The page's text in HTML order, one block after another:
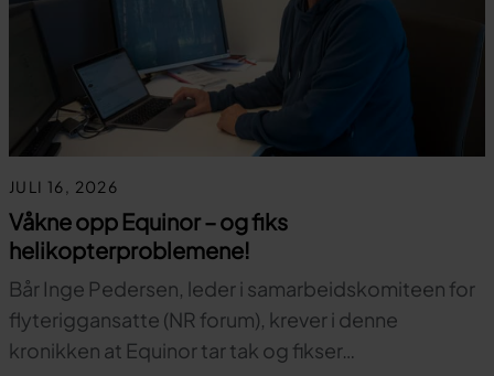
JULI 16, 2026
Våkne opp Equinor – og fiks
helikopterproblemene!
Bår Inge Pedersen, leder i samarbeidskomiteen for
flyteriggansatte (NR forum), krever i denne
kronikken at Equinor tar tak og fikser…